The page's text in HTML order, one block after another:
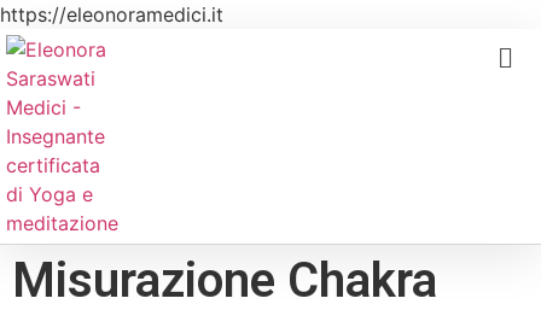
https://eleonoramedici.it
Misurazione Chakra